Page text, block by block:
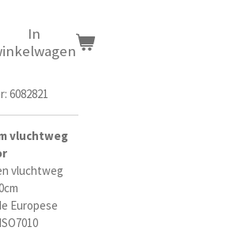
In
6082821
vluchtweg
vluchtweg
Europese